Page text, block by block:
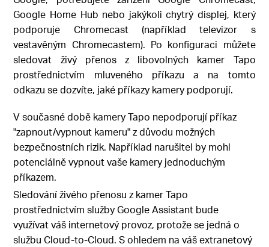
Google Home Hub nebo jakýkoli chytrý displej, který
podporuje Chromecast (například televizor s
vestavěným Chromecastem). Po konfiguraci můžete
sledovat živý přenos z libovolných kamer Tapo
prostřednictvím mluveného příkazu a na tomto
odkazu se dozvíte, jaké příkazy kamery podporují.
V současné době kamery Tapo nepodporují příkaz
"zapnout/vypnout kameru" z důvodu možných
bezpečnostních rizik. Například narušitel by mohl
potenciálně vypnout vaše kamery jednoduchým
příkazem.
Sledování živého přenosu z kamer Tapo
prostřednictvím služby Google Assistant bude
využívat váš internetový provoz, protože se jedná o
službu Cloud-to-Cloud. S ohledem na váš extranetový